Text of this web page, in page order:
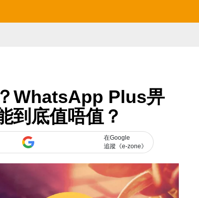
WhatsApp Plus畀
到底值唔值？
在Google
追蹤《e-zone》